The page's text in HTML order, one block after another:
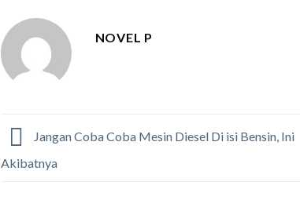
NOVEL P
Jangan Coba Coba Mesin Diesel Di isi Bensin, Ini
Akibatnya